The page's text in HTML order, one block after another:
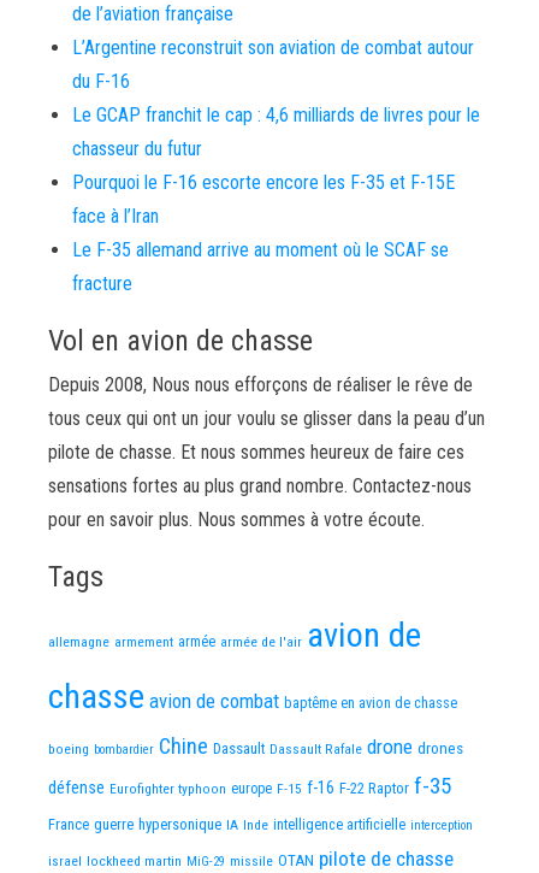
de l’aviation française
L’Argentine reconstruit son aviation de combat autour
du F-16
Le GCAP franchit le cap : 4,6 milliards de livres pour le
chasseur du futur
Pourquoi le F-16 escorte encore les F-35 et F-15E
face à l’Iran
Le F-35 allemand arrive au moment où le SCAF se
fracture
Vol en avion de chasse
Depuis 2008, Nous nous efforçons de réaliser le rêve de
tous ceux qui ont un jour voulu se glisser dans la peau d’un
pilote de chasse. Et nous sommes heureux de faire ces
sensations fortes au plus grand nombre. Contactez-nous
pour en savoir plus. Nous sommes à votre écoute.
Tags
allemagne armement armée armée de l'air avion de
chasse avion de combat baptême en avion de chasse
boeing bombardier Chine Dassault Dassault Rafale drone drones
défense Eurofighter typhoon europe F-15 f-16 F-22 Raptor f-35
France guerre hypersonique IA Inde intelligence artificielle interception
israel lockheed martin MiG-29 missile OTAN pilote de chasse